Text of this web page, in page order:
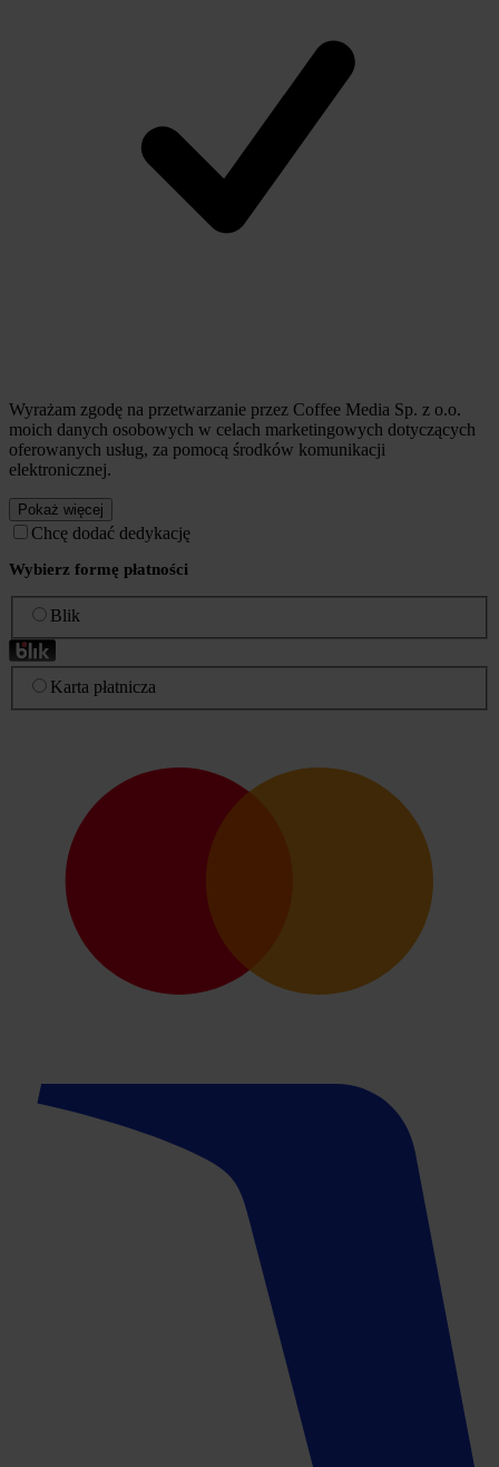
Wyrażam zgodę na przetwarzanie przez Coffee Media Sp. z o.o.
moich danych osobowych w celach marketingowych dotyczących
oferowanych usług, za pomocą środków komunikacji
elektronicznej.
Pokaż więcej
Chcę dodać dedykację
Wybierz formę płatności
Blik
Karta płatnicza